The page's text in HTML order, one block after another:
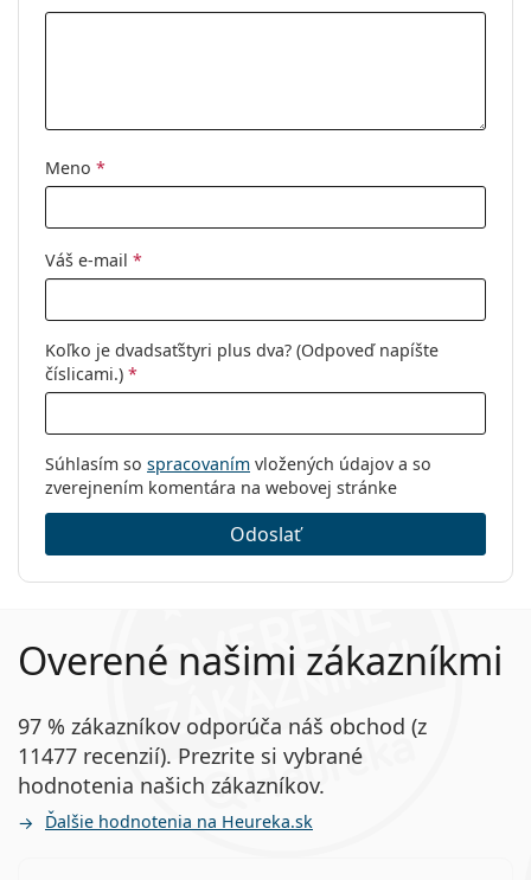
handrička:
Kategória:
Dioptrické okuliare
Značka:
Meno *
Váš e-mail *
Koľko je dvadsaťštyri plus dva? (Odpoveď napíšte
číslicami.) *
Súhlasím so spracovaním vložených údajov a so
zverejnením komentára na webovej stránke
Odoslať
Overené našimi zákazníkmi
97 % zákazníkov odporúča náš obchod (z
11477 recenzií). Prezrite si vybrané
hodnotenia našich zákazníkov.
Ďalšie hodnotenia na Heureka.sk